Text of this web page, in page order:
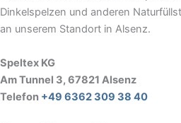
Dinkelspelzen und anderen
an unserem Standort in Alsenz.
Speltex KG
Am Tunnel 3, 67821 Alsenz
Telefon +49 6362 309 38 40